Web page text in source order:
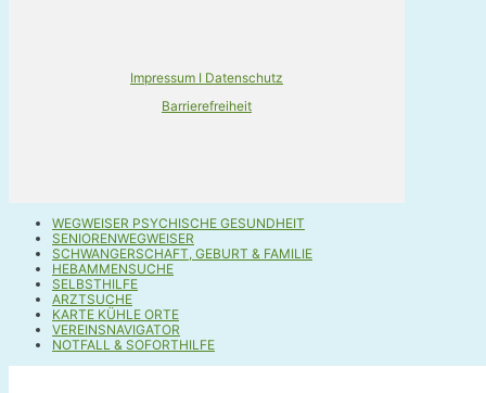
Impressum I Datenschutz
Barrierefreiheit
WEGWEISER PSYCHISCHE GESUNDHEIT
SENIORENWEGWEISER
SCHWANGERSCHAFT, GEBURT & FAMILIE
HEBAMMENSUCHE
SELBSTHILFE
ARZTSUCHE
KARTE KÜHLE ORTE
VEREINSNAVIGATOR
NOTFALL & SOFORTHILFE